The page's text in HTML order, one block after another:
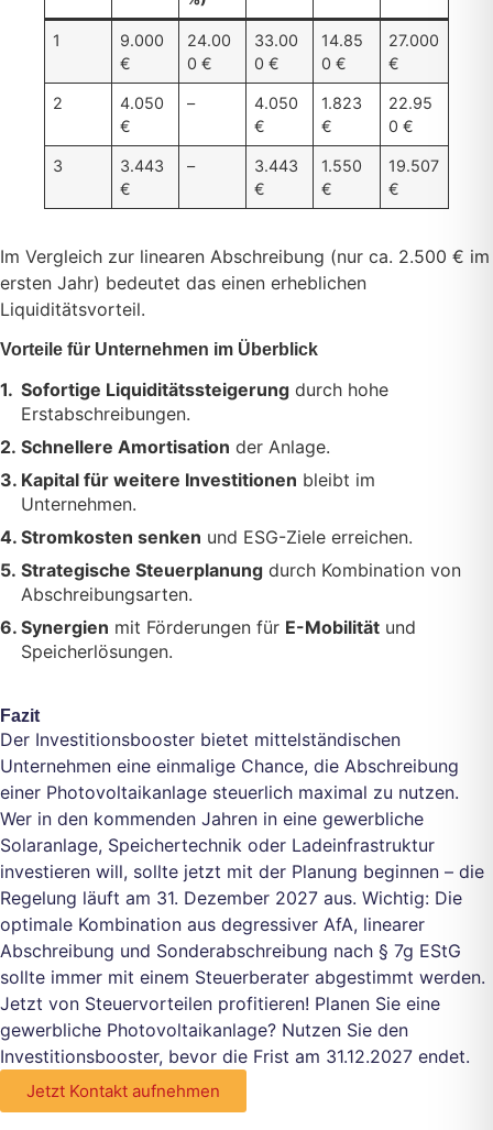
1
9.000
€
24.00
0 €
33.00
0 €
14.85
0 €
27.000
€
2
4.050
€
–
4.050
€
1.823
€
22.95
0 €
3
3.443
€
–
3.443
€
1.550
€
19.507
€
Im Vergleich zur linearen Abschreibung (nur ca. 2.500 € im
ersten Jahr) bedeutet das einen erheblichen
Liquiditätsvorteil.
Vorteile für Unternehmen im Überblick
Sofortige Liquiditätssteigerung durch hohe
Erstabschreibungen.
Schnellere Amortisation der Anlage.
Kapital für weitere Investitionen bleibt im
Unternehmen.
Stromkosten senken und ESG-Ziele erreichen.
Strategische Steuerplanung durch Kombination von
Abschreibungsarten.
Synergien mit Förderungen für E-Mobilität und
Speicherlösungen.
Fazit
Der Investitionsbooster bietet mittelständischen
Unternehmen eine einmalige Chance, die Abschreibung
einer Photovoltaikanlage steuerlich maximal zu nutzen.
Wer in den kommenden Jahren in eine gewerbliche
Solaranlage, Speichertechnik oder Ladeinfrastruktur
investieren will, sollte jetzt mit der Planung beginnen – die
Regelung läuft am 31. Dezember 2027 aus. Wichtig: Die
optimale Kombination aus degressiver AfA, linearer
Abschreibung und Sonderabschreibung nach § 7g EStG
sollte immer mit einem Steuerberater abgestimmt werden.
Jetzt von Steuervorteilen profitieren! Planen Sie eine
gewerbliche Photovoltaikanlage? Nutzen Sie den
Investitionsbooster, bevor die Frist am 31.12.2027 endet.
Jetzt Kontakt aufnehmen